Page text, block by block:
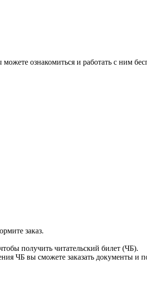
ознакомиться и работать с ним
заказ.
получить читательский билет (ЧБ).
ЧБ вы сможете заказать документы и